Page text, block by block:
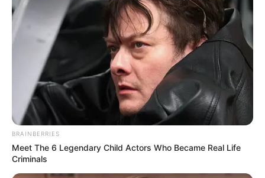
BRAINBERRIES
Meet The 6 Legendary Child Actors Who Became Real Life
Criminals